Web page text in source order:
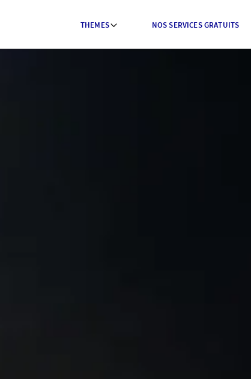
THEMES NOS SERVICES GRATUITS